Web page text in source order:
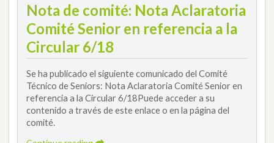
Nota de comité: Nota Aclaratoria
Comité Senior en referencia a la
Circular 6/18
Se ha publicado el siguiente comunicado del Comité
Técnico de Seniors: Nota Aclaratoria Comité Senior en
referencia a la Circular 6/18Puede acceder a su
contenido a través de este enlace o en la página del
comité.